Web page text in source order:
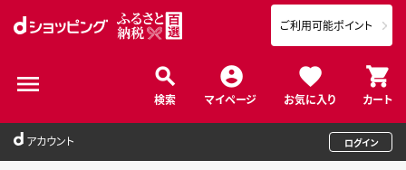
検索 マイページ お気に入り カート
ご利用可能ポイント
アカウント ログイン